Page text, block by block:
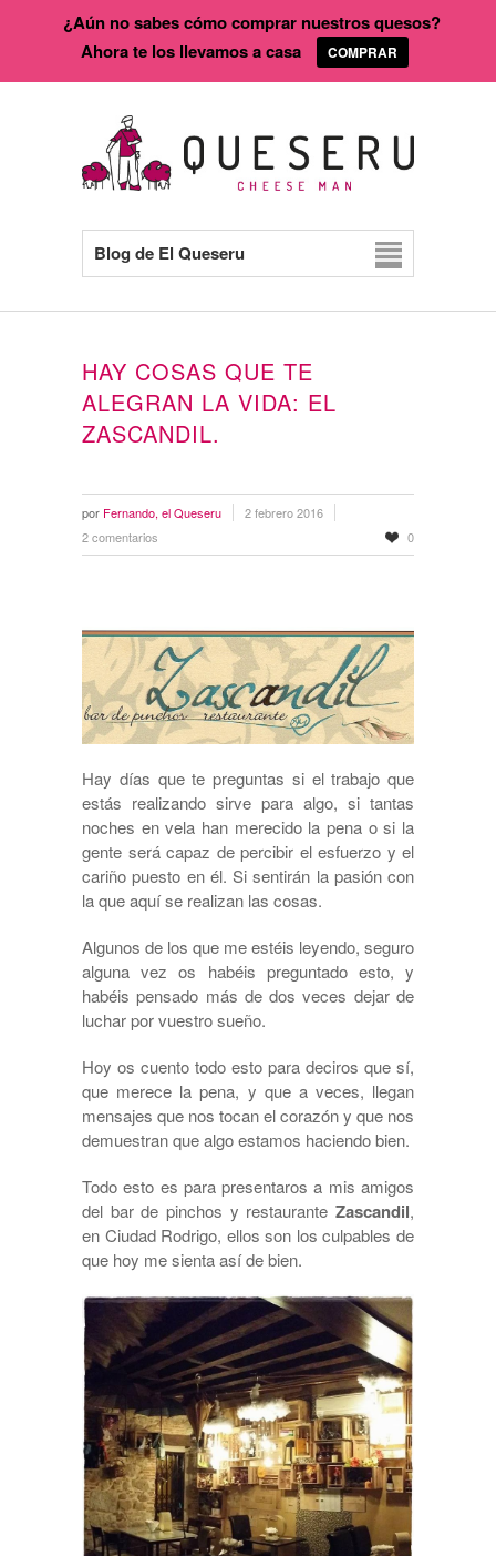
Blog de El Queseru
HAY COSAS QUE TE
ALEGRAN LA VIDA: EL
ZASCANDIL.
por Fernando, el Queseru
2 febrero 2016
2 comentarios
0
Hay días que te preguntas si el trabajo que
estás realizando sirve para algo, si tantas
noches en vela han merecido la pena o si la
gente será capaz de percibir el esfuerzo y el
cariño puesto en él. Si sentirán la pasión con
la que aquí se realizan las cosas.
Algunos de los que me estéis leyendo, seguro
alguna vez os habéis preguntado esto, y
habéis pensado más de dos veces dejar de
luchar por vuestro sueño.
Hoy os cuento todo esto para deciros que sí,
que merece la pena, y que a veces, llegan
mensajes que nos tocan el corazón y que nos
demuestran que algo estamos haciendo bien.
Todo esto es para presentaros a mis amigos
del bar de pinchos y restaurante Zascandil,
en Ciudad Rodrigo, ellos son los culpables de
que hoy me sienta así de bien.
¿Aún no sabes cómo comprar nuestros quesos?
Ahora te los llevamos a casa
COMPRAR